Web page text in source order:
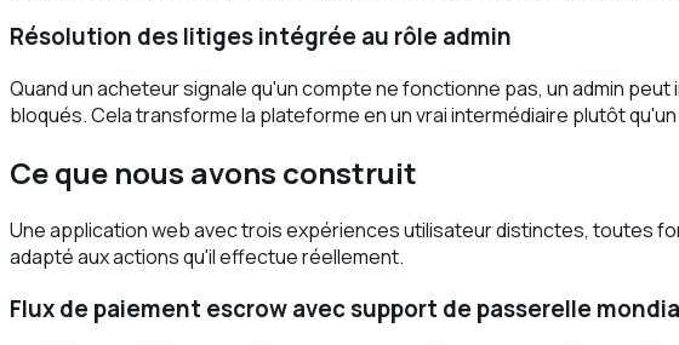
Résolution des litiges intégrée au rôle admin
Quand un acheteur signale qu'un compte ne fonctionne pas, un admin
bloqués. Cela transforme la plateforme en un vrai intermédiaire plutôt
Ce que nous avons construit
Une application web avec trois expériences utilisateur distinctes, toutes
adapté aux actions qu'il effectue réellement.
Flux de paiement escrow avec support de passerelle